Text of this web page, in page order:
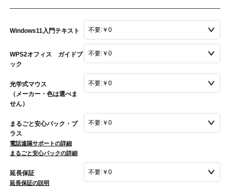
Windows11入門テキスト
WPS2オフィス ガイドブ
ック
光学式マウス
（メーカー・色は選べま
せん）
まるごと安心パック・プ
ラス
電話遠隔サポートの詳細
まるごと安心パックの詳細
延長保証
延長保証の説明